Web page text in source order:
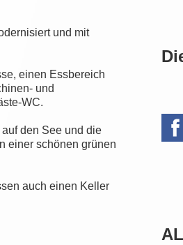
und mit
einen Essbereich
und
WC.
den See und die
einer schönen grünen
auch einen Keller